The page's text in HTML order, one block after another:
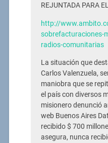
REJUNTADA PARA
http://
sobrefacturaciones-
radios-comunitarias
La situación que
Carlos Valenzuela,
maniobra que se
el país con diversos
misionero denunció
web Buenos Aires
recibido $ 700
asegura, nunca